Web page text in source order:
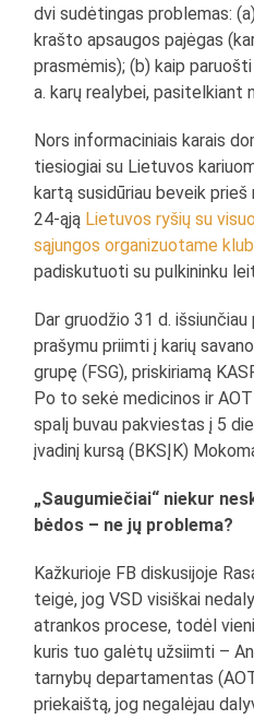
dvi sudėtingas problemas:
krašto apsaugos pajėgas
prasmėmis); (b) kaip
a. karų realybei, pasitelkiant
Nors informaciniais karais
tiesiogiai su Lietuvos
kartą susidūriau beveik
24-ąją Lietuvos ryšių su
sąjungos organizuotame
padiskutuoti su pulkininku
Dar gruodžio 31 d.
prašymu priimti į karių
grupę (FSG), priskiriamą
Po to sekė medicinos ir
spalį buvau pakviestas į 5
įvadinį kursą (BKSĮK)
„Saugumiečiai“ niekur
bėdos – ne jų problema?
Kažkurioje FB diskusijoje
teigė, jog VSD visiškai
atrankos procese, todėl
kuris tuo galėtų užsiimti –
tarnybų departamentas
priekaištą, jog negalėjau